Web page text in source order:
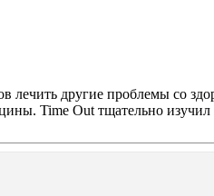
другие проблемы со
Time Out тщательно